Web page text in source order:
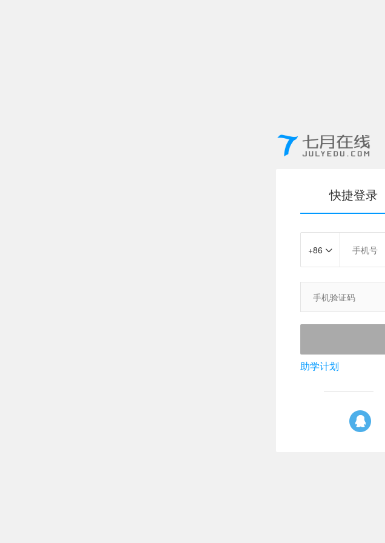
快捷登录
+86
助学计划